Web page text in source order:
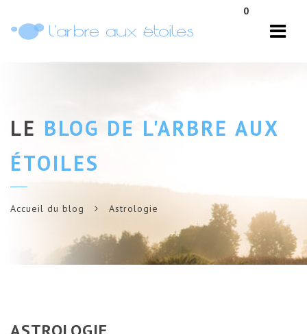
0
LE BLOG DE L'ARBRE AUX
ÉTOILES
Accueil du blog Astrologie